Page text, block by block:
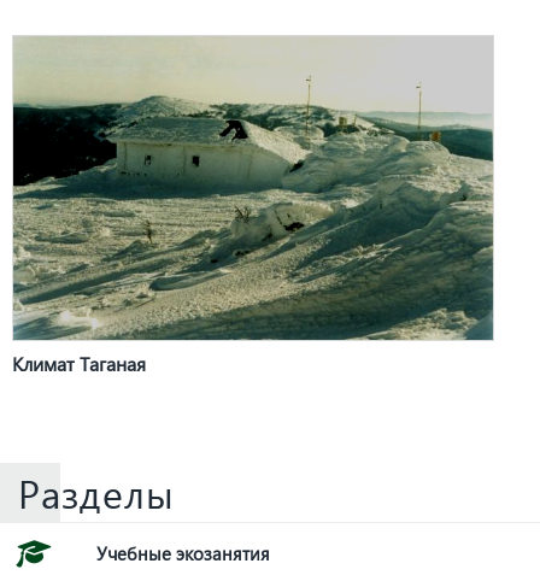
Климат Таганая
Разделы
Учебные экозанятия